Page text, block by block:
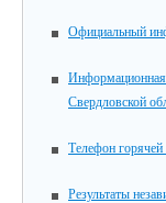
Официальный
Информационная
Свердловской
Телефон
Результаты